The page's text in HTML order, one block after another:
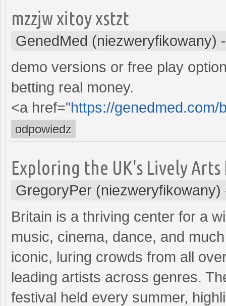
mzzjw xitoy xstzt
GenedMed (niezweryfikowany)
demo versions or free play
betting real money.
<a href="https://genedmed.com/
odpowiedz
Exploring the UK's Lively Arts
GregoryPer (niezweryfikowany)
Britain is a thriving center for a
music, cinema, dance, and
iconic, luring crowds from all
leading artists across genres.
festival held every summer,